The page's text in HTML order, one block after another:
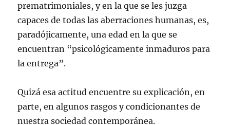
prematrimoniales, y en la que se les juzga
capaces de todas las aberraciones humanas, es,
paradójicamente, una edad en la que se
encuentran “psicológicamente inmaduros para
la entrega”.
Quizá esa actitud encuentre su explicación, en
parte, en algunos rasgos y condicionantes de
nuestra sociedad contemporánea.